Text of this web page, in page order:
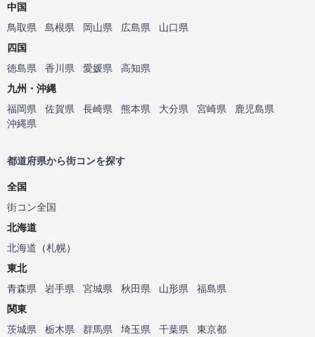
中国
鳥取県
島根県 岡山県 広島県
山口県
四国
徳島県
香川県 愛媛県
高知県
九州・沖縄
福岡県
佐賀県 長崎県 熊本県 大分県 宮崎県
鹿児島県
沖縄県
都道府県から街コンを探す
全国
街コン全国
北海道
北海道 （札幌）
東北
青森県
岩手県 宮城県 秋田県 山形県
福島県
関東
茨城県
栃木県 群馬県 埼玉県 千葉県
東京都